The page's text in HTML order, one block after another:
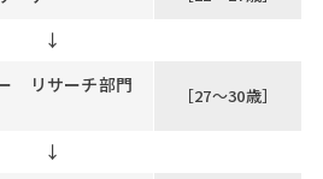
↓
リサーチ部門
［27～30歳］
↓